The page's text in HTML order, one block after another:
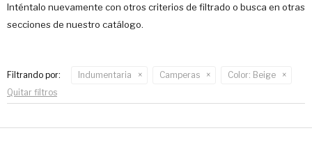
Inténtalo nuevamente con otros criterios de filtrado o busca en otras
secciones de nuestro catálogo.
Filtrando por: Indumentaria Camperas Color: Beige
Quitar filtros